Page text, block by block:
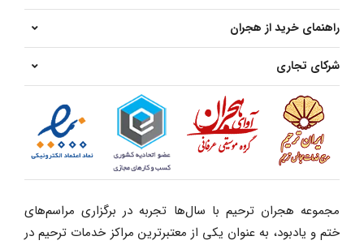
راهنمای خرید از هجران
شرکای تجاری
مجموعه هجران ترحیم با سال‌ها تجربه در برگزاری مراسم‌های
ختم و یادبود، به عنوان یکی از معتبرترین مراکز خدمات ترحیم در